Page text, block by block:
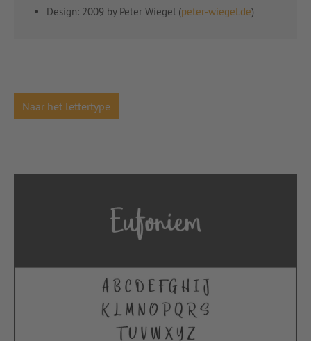
Design: 2009 by Peter Wiegel (peter-wiegel.de)
Naar het lettertype